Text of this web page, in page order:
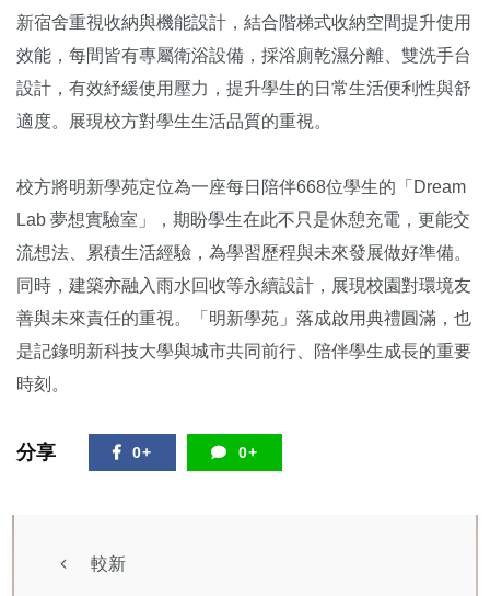
新宿舍重視收納與機能設計，結合階梯式收納空間提升使用
效能，每間皆有專屬衛浴設備，採浴廁乾濕分離、雙洗手台
設計，有效紓緩使用壓力，提升學生的日常生活便利性與舒
適度。展現校方對學生生活品質的重視。
校方將明新學苑定位為一座每日陪伴668位學生的「Dream
Lab 夢想實驗室」，期盼學生在此不只是休憩充電，更能交
流想法、累積生活經驗，為學習歷程與未來發展做好準備。
同時，建築亦融入雨水回收等永續設計，展現校園對環境友
善與未來責任的重視。「明新學苑」落成啟用典禮圓滿，也
是記錄明新科技大學與城市共同前行、陪伴學生成長的重要
時刻。
分享 0+ 0+
較新